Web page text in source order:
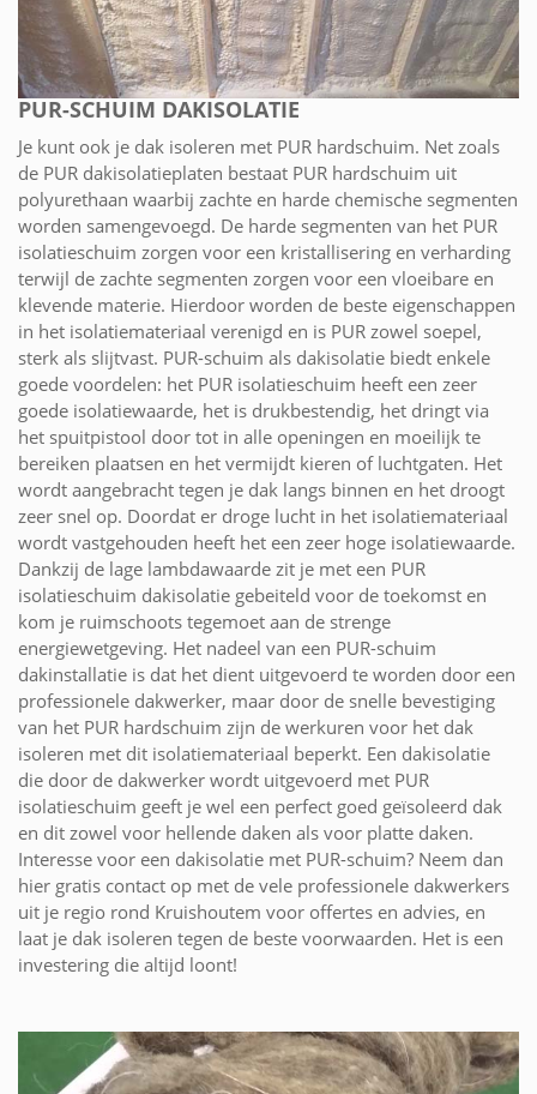
PUR-SCHUIM DAKISOLATIE
Je kunt ook je dak isoleren met PUR hardschuim. Net zoals
de PUR dakisolatieplaten bestaat PUR hardschuim uit
polyurethaan waarbij zachte en harde chemische segmenten
worden samengevoegd. De harde segmenten van het PUR
isolatieschuim zorgen voor een kristallisering en verharding
terwijl de zachte segmenten zorgen voor een vloeibare en
klevende materie. Hierdoor worden de beste eigenschappen
in het isolatiemateriaal verenigd en is PUR zowel soepel,
sterk als slijtvast. PUR-schuim als dakisolatie biedt enkele
goede voordelen: het PUR isolatieschuim heeft een zeer
goede isolatiewaarde, het is drukbestendig, het dringt via
het spuitpistool door tot in alle openingen en moeilijk te
bereiken plaatsen en het vermijdt kieren of luchtgaten. Het
wordt aangebracht tegen je dak langs binnen en het droogt
zeer snel op. Doordat er droge lucht in het isolatiemateriaal
wordt vastgehouden heeft het een zeer hoge isolatiewaarde.
Dankzij de lage lambdawaarde zit je met een PUR
isolatieschuim dakisolatie gebeiteld voor de toekomst en
kom je ruimschoots tegemoet aan de strenge
energiewetgeving. Het nadeel van een PUR-schuim
dakinstallatie is dat het dient uitgevoerd te worden door een
professionele dakwerker, maar door de snelle bevestiging
van het PUR hardschuim zijn de werkuren voor het dak
isoleren met dit isolatiemateriaal beperkt. Een dakisolatie
die door de dakwerker wordt uitgevoerd met PUR
isolatieschuim geeft je wel een perfect goed geïsoleerd dak
en dit zowel voor hellende daken als voor platte daken.
Interesse voor een dakisolatie met PUR-schuim? Neem dan
hier gratis contact op met de vele professionele dakwerkers
uit je regio rond Kruishoutem voor offertes en advies, en
laat je dak isoleren tegen de beste voorwaarden. Het is een
investering die altijd loont!